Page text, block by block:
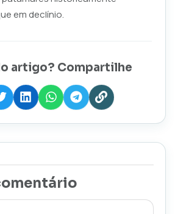
em declínio.
artigo? Compartilhe